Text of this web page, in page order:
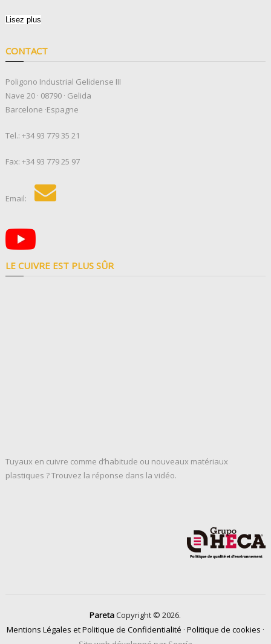
Lisez plus
CONTACT
Poligono Industrial Gelidense III
Nave 20 · 08790 · Gelida
Barcelone ·Espagne
Tel.: +34 93 779 35 21
Fax: +34 93 779 25 97
Email:
LE CUIVRE EST PLUS SÛR
Tuyaux en cuivre comme d’habitude ou nouveaux matériaux
plastiques ? Trouvez la réponse dans la vidéo.
ParetaCopyright © 2026.
Mentions Légales et Politique de Confidentialité · Politique de cookies ·